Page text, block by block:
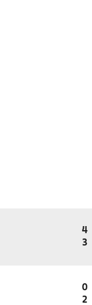
4
3
0
2